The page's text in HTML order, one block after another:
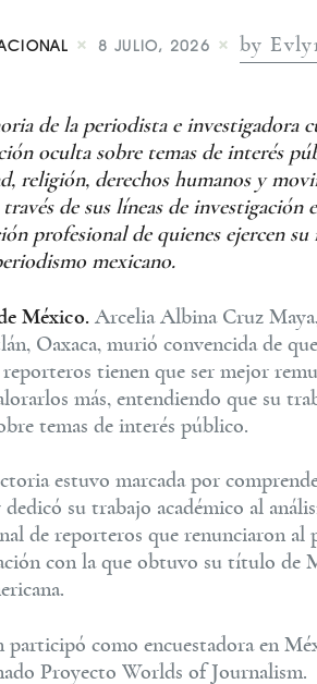
8 JULIO, 2026 by
de la periodista e investigadora
oculta sobre temas de interés
religión, derechos humanos y
través de sus líneas de
profesional de quienes ejercen
mexicano.
México. Arcelia Albina Cruz
Oaxaca, murió convencida de
tienen que ser mejor
más, entendiendo que su
temas de interés público.
estuvo marcada por
su trabajo académico al
de reporteros que renunciaron al
con la que obtuvo su título de
participó como encuestadora en
Proyecto Worlds of Journalism.